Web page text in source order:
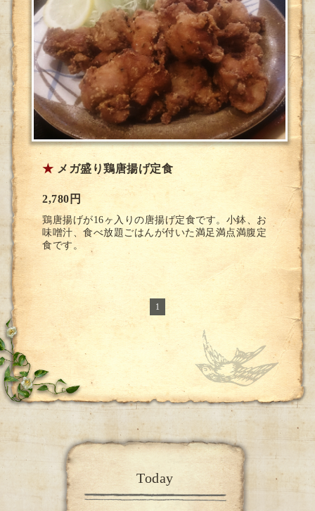
★ メガ盛り鶏唐揚げ定食
2,780円
鶏唐揚げが16ヶ入りの唐揚げ定食です。小鉢、お
味噌汁、食べ放題ごはんが付いた満足満点満腹定
食です。
1
Today